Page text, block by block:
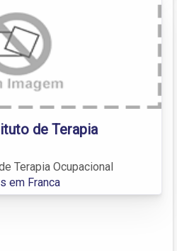
de Terapia
Terapia Ocupacional
em Franca